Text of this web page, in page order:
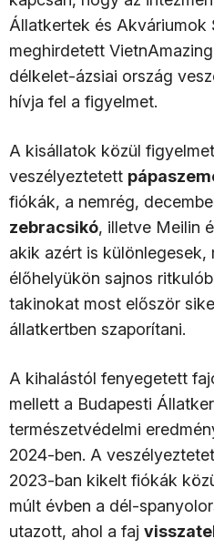
Állatkertek és Akváriumok
meghirdetett
délkelet-ázsiai ország
hívja fel a figyelmet.
A kisállatok közül
veszélyeztetett
fiókák, a nemrég,
zebracsikó, illetve Meilin
akik azért is különlegesek,
élőhelyükön sajnos
takinokat most először
állatkertben szaporítani.
A kihalástól fenyegetett
mellett a Budapesti
természetvédelmi
2024-ben. A
2023-ban kikelt fiókák
múlt évben a dél-
utazott, ahol a faj